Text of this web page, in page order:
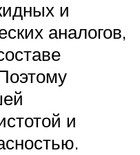
и
аналогов,
и